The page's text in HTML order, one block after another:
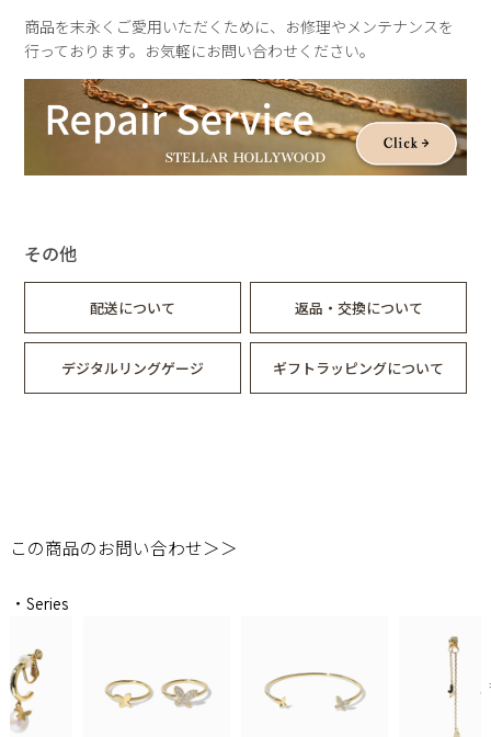
商品を末永くご愛用いただくために、お修理やメンテナンスを
行っております。お気軽にお問い合わせください。
その他
配送について 返品・交換について
デジタルリングゲージ ギフトラッピングについて
この商品のお問い合わせ＞＞
・Series